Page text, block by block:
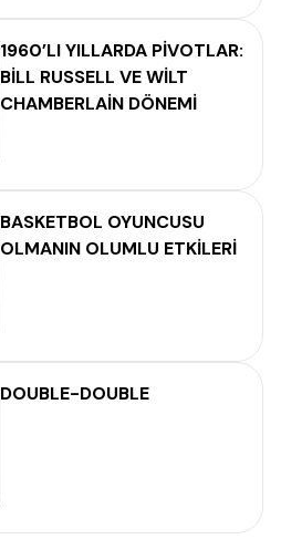
1960’LI YILLARDA PİVOTLAR:
BİLL RUSSELL VE WİLT
CHAMBERLAİN DÖNEMİ
BASKETBOL OYUNCUSU
OLMANIN OLUMLU ETKİLERİ
DOUBLE-DOUBLE